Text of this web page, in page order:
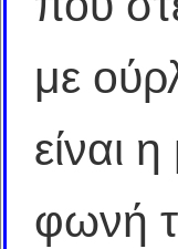
με
είναι
φωνή